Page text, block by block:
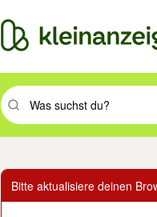
Suchbegriff eingeben.
Bitte aktualisiere deinen